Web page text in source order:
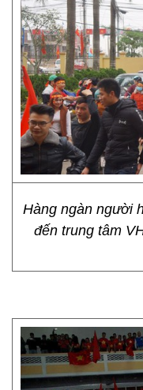
Hàng ngàn người
đến trung tâm